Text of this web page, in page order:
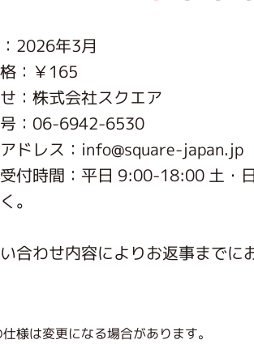
2026年3月
：￥165
：株式会社スクエア
：06-6942-6530
ドレス：info@square-japan.jp
付時間：平日 9:00-18:00 土・
。
合わせ内容によりお返事までに
様は変更になる場合があります。
がっこう 家庭科部